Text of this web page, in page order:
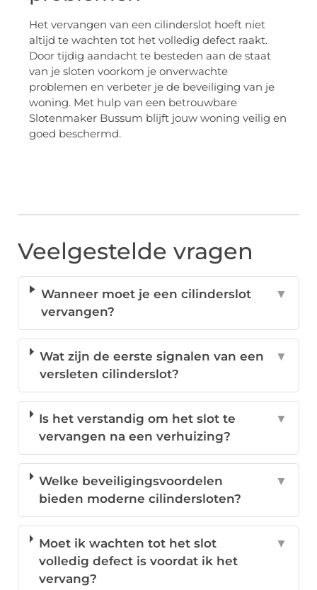
Het vervangen van een cilinderslot hoeft niet
altijd te wachten tot het volledig defect raakt.
Door tijdig aandacht te besteden aan de staat
van je sloten voorkom je onverwachte
problemen en verbeter je de beveiliging van je
woning. Met hulp van een betrouwbare
Slotenmaker Bussum blijft jouw woning veilig en
goed beschermd.
Veelgestelde vragen
Wanneer moet je een cilinderslot
vervangen?
▼
Wat zijn de eerste signalen van een
versleten cilinderslot?
▼
Is het verstandig om het slot te
vervangen na een verhuizing?
▼
Welke beveiligingsvoordelen
bieden moderne cilindersloten?
▼
Moet ik wachten tot het slot
volledig defect is voordat ik het
vervang?
▼